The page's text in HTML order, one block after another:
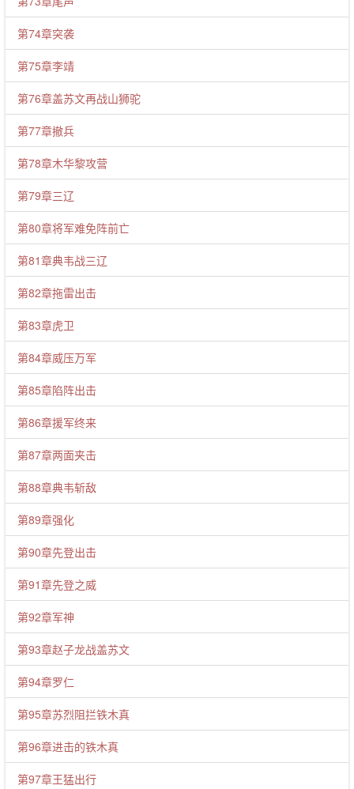
第74章突袭
第75章李靖
第76章盖苏文再战山狮驼
第77章撤兵
第78章木华黎攻营
第79章三辽
第80章将军难免阵前亡
第81章典韦战三辽
第82章拖雷出击
第83章虎卫
第84章威压万军
第85章陷阵出击
第86章援军终来
第87章两面夹击
第88章典韦斩敌
第89章强化
第90章先登出击
第91章先登之威
第92章军神
第93章赵子龙战盖苏文
第94章罗仁
第95章苏烈阻拦铁木真
第96章进击的铁木真
第97章王猛出行